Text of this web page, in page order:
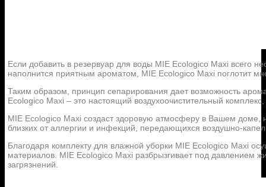
Если добавить в резервуар для воды MIE Ecologico Maxi всего
наполнится приятным ароматом, MIE Ecologico Maxi поглотит
Таким образом, принцип сепарирования дает возможность
Ecologico Maxi – это настоящий воздухоочистительный
MIE Ecologico Maxi создаст здоровую атмосферу в Вашем доме,
близких от аллергии и инфекций, передающихся воздушно-
Благодаря комплекту для влажной уборки MIE Ecologico Maxi
материалов. MIE Ecologico Maxi разбрызгивает под давлением
загрязнений.